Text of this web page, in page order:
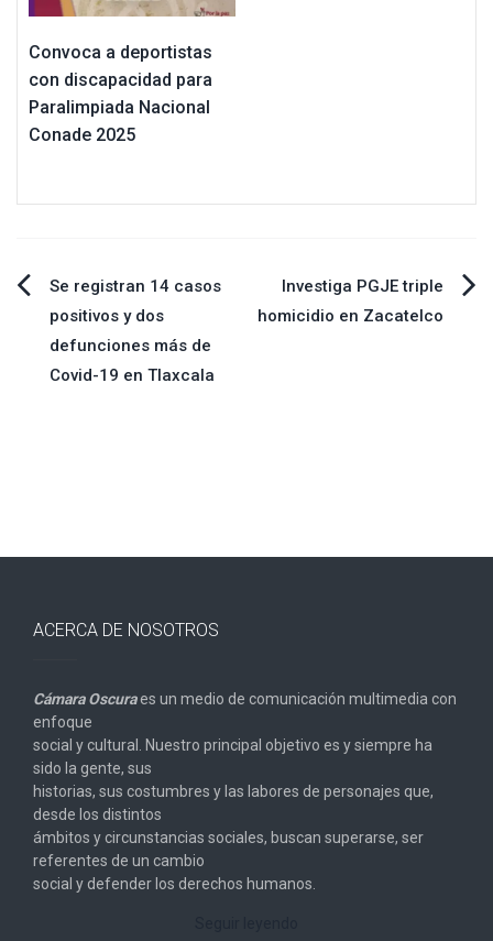
Convoca a deportistas
con discapacidad para
Paralimpiada Nacional
Conade 2025
Navegación
de
Se registran 14 casos
positivos y dos
defunciones más de
Covid-19 en Tlaxcala
Investiga PGJE triple
homicidio en Zacatelco
ACERCA DE NOSOTROS
Cámara Oscuraes un medio de comunicación multimedia con
enfoque
social y cultural. Nuestro principal objetivo es y siempre ha
sido la gente, sus
historias, sus costumbres y las labores de personajes que,
desde los distintos
ámbitos y circunstancias sociales, buscan superarse, ser
referentes de un cambio
social y defender los derechos humanos.